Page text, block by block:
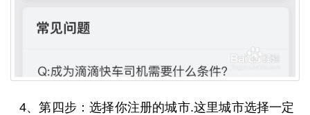
4、第四步：选择你注册的城市.这里城市选择一定